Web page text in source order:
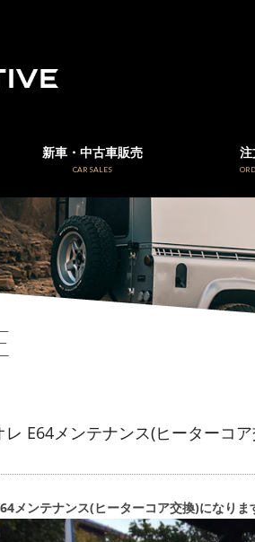
新車・中古車販売
CAR SALES
E64メンテナンス(ヒーターコ
メンテナンス(ヒーターコア交換)になりま